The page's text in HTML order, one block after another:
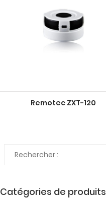
Remotec ZXT-120
Catégories de produits